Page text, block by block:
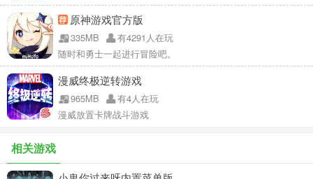
原神游戏官方版
335MB
有4291人在玩
随时和勇士一起进行冒险吧。
漫威终极逆转游戏
965MB
有4人在玩
漫威放置卡牌战斗游戏
相关游戏